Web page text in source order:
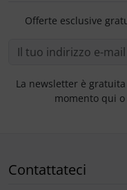
Offerte esclusive
La newsletter è
momento qui
Contattateci